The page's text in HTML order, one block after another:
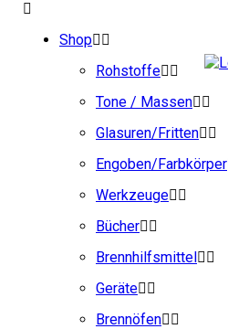
Shop
Rohstoffe
Tone / Massen
Glasuren/Fritten
Engoben/Farbkörper
Werkzeuge
Bücher
Brennhilfsmittel
Geräte
Brennöfen